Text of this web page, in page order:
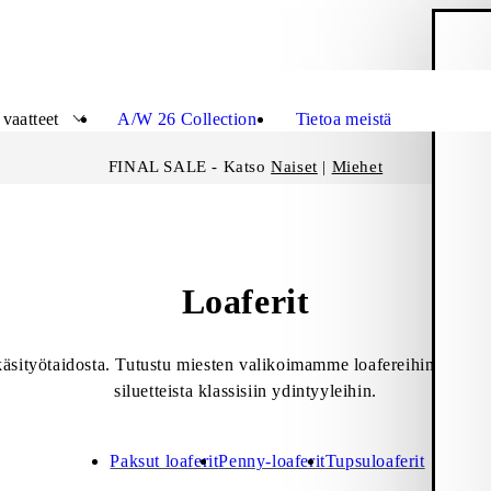
A/W 26 Collection Tietoa meistä
FINAL SALE - KatsoNaiset | Miehet
Loaferit
Tutustu miesten valikoimamme loafereihin ja
siluetteista klassisiin ydintyyleihin.
Paksut loaferitPenny-loaferitTupsuloaferit